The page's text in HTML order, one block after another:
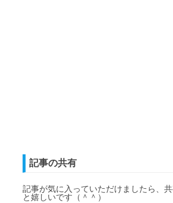
記事の共有
記事が気に入っていただけましたら、
と嬉しいです（＾＾）